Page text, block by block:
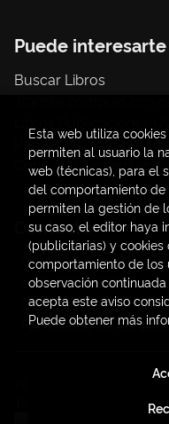
Puede interesarte
Buscar Libros
Papelería / material
Consumo Sostenible
Contacto
C/ Amadeo de
(+34) 963828968
Formulario de
.
Esta web utiliza
permiten al usuario la
web (técnicas), para el
del comportamiento de
permiten la gestión de
su caso, el editor haya
(publicitarias) y
comportamiento de los
observación
acepta este aviso
Puede obtener más